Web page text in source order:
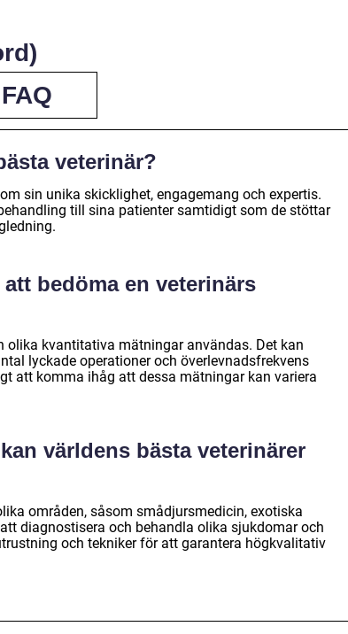
FAQ
veterinär?
sin unika skicklighet, engagemang och expertis.
till sina patienter samtidigt som de stöttar
bedöma en veterinärs
olika kvantitativa mätningar användas. Det kan
lyckade operationer och överlevnadsfrekvens
att komma ihåg att dessa mätningar kan variera
världens bästa veterinärer
områden, såsom smådjursmedicin, exotiska
diagnostisera och behandla olika sjukdomar och
och tekniker för att garantera högkvalitativ